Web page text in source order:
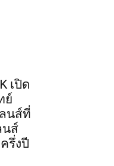
เปิด
ย์
นส์ที่
นส์
รึ่งปี